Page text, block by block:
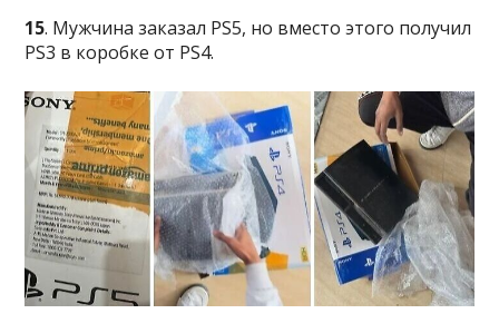
15. Мужчина заказал PS5, но вместо этого получил
PS3 в коробке от PS4.